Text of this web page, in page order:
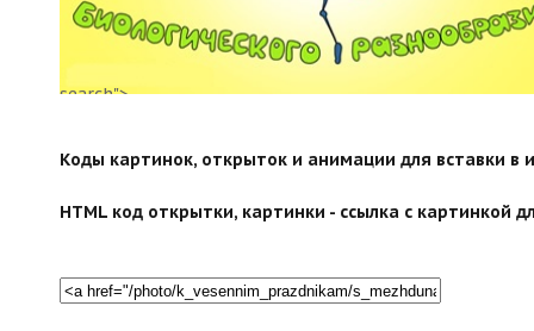
search">
Коды картинок, открыток и анимации для вставки в
HTML код открытки, картинки - ссылка с картинкой